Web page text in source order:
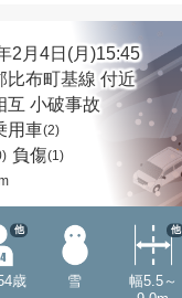
2月4日(月)15:45
比布町基線 付近
互 小破事故
用車(2)
負傷(1)
歳
他
雪
幅5.5～
他